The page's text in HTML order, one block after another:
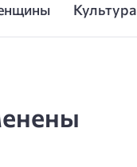
Культура